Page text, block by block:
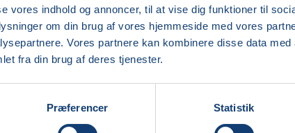
vores indhold og annoncer, til at vise dig funktioner til
om din brug af vores hjemmeside med vores
Vores partnere kan kombinere disse data
fra din brug af deres tjenester.
Præferencer Statistik
og praksisnære kursus lærer du, hvordan du
sekunder tæller – og liv er på spil.
du er ung, voksen, forælder, studerende eller